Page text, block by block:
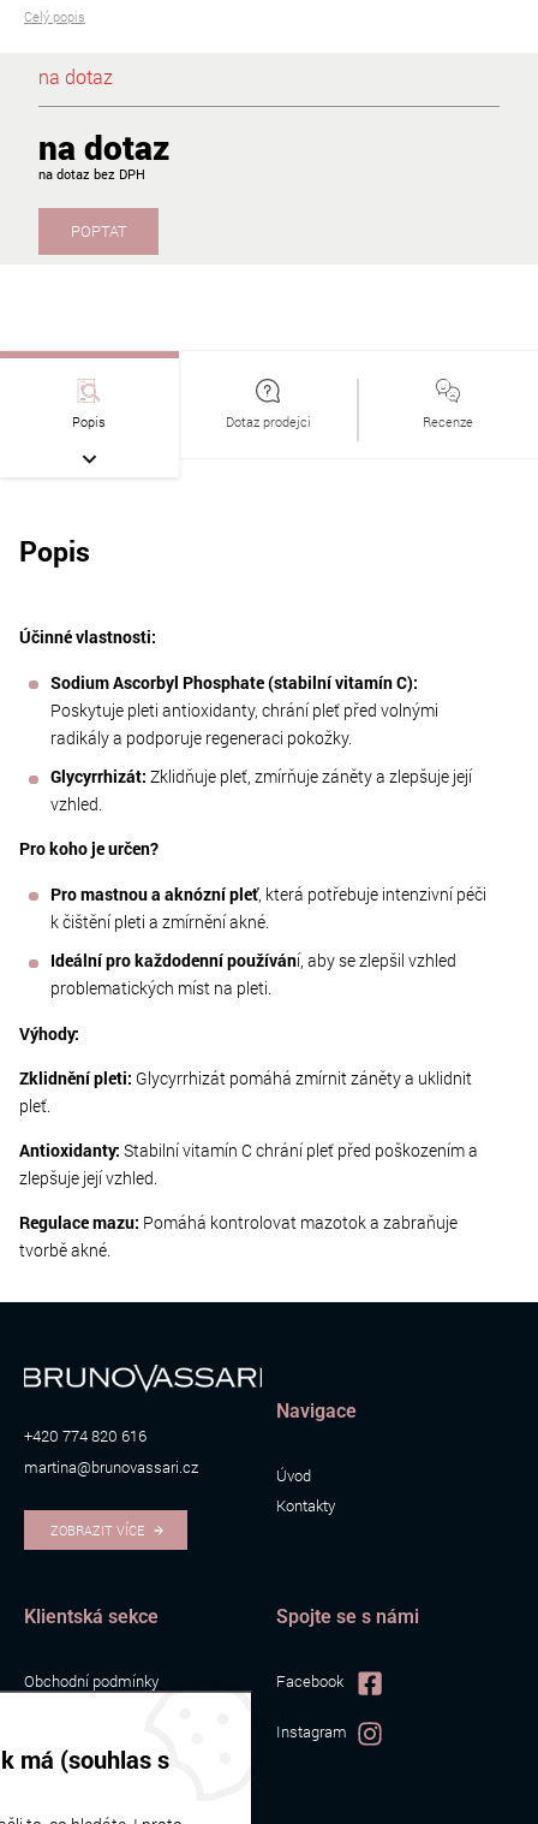
Celý popis
na dotaz
na dotaz
na dotaz
POPTAT
Popis Dotaz prodejci Recenze
Popis
Účinné vlastnosti:
Sodium Ascorbyl Phosphate (stabilní vitamín C):
Poskytuje pleti antioxidanty, chrání pleť před volnými
radikály a podporuje regeneraci pokožky.
Glycyrrhizát: Zklidňuje pleť, zmírňuje záněty a zlepšuje její
vzhled.
Pro koho je určen?
Pro mastnou a aknózní pleť, která potřebuje intenzivní péči
k čištění pleti a zmírnění akné.
Ideální pro každodenní používání, aby se zlepšil vzhled
problematických míst na pleti.
Výhody:
Zklidnění pleti: Glycyrrhizát pomáhá zmírnit záněty a uklidnit
pleť.
Antioxidanty: Stabilní vitamín C chrání pleť před poškozením a
zlepšuje její vzhled.
Regulace mazu: Pomáhá kontrolovat mazotok a zabraňuje
tvorbě akné.
+420 774 820 616
martina@brunovassari.cz
ZOBRAZIT VÍCE
Navigace
Úvod
Kontakty
Klientská sekce
Obchodní podmínky
Spojte se s námi
Facebook
Instagram
má (souhlas s